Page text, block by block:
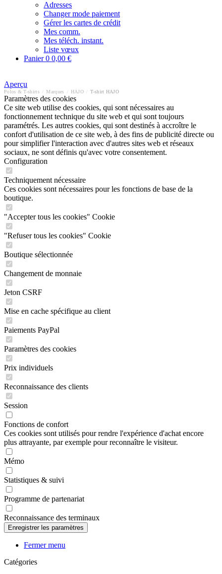
Adresses
Changer mode paiement
Gérer les cartes de crédit
Mes comm.
Mes téléch. instant.
Liste vœux
Panier0 0,00 €
Aperçu
Polos & T-shirts Marques HAJO T-shirt HAJO
Paramètres des cookies
Ce site web utilise des cookies, qui sont nécessaires au
fonctionnement technique du site web et qui sont toujours
paramétrés. Les autres cookies, qui sont destinés à accroître le
confort d'utilisation de ce site web, à des fins de publicité directe ou
pour simplifier l'interaction avec d'autres sites web et réseaux
sociaux, ne sont définis qu'avec votre consentement.
Configuration
Techniquement nécessaire
Ces cookies sont nécessaires pour les fonctions de base de la
boutique.
"Accepter tous les cookies" Cookie
"Refuser tous les cookies" Cookie
Boutique sélectionnée
Changement de monnaie
Jeton CSRF
Mise en cache spécifique au client
Paiements PayPal
Paramètres des cookies
Prix individuels
Reconnaissance des clients
Session
Fonctions de confort
Ces cookies sont utilisés pour rendre l'expérience d'achat encore
plus attrayante, par exemple pour reconnaître le visiteur.
Mémo
Statistiques & suivi
Programme de partenariat
Reconnaissance des terminaux
Fermer menu
Catégories